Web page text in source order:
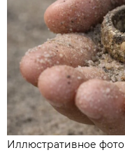
Иллюстративное фото